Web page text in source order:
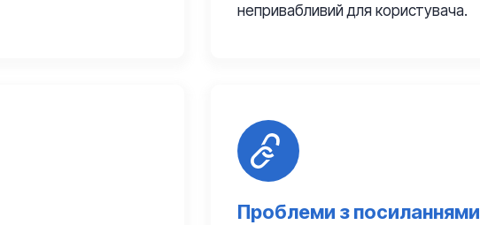
непривабливий для користувача.
Проблеми з посиланнями